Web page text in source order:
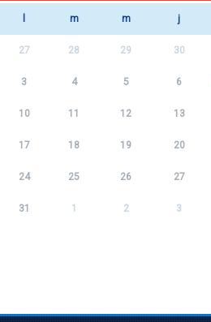
m m j
27 28 29 30
3 4 5 6
10 11 12 13
17 18 19 20
24 25 26 27
31 1 2 3